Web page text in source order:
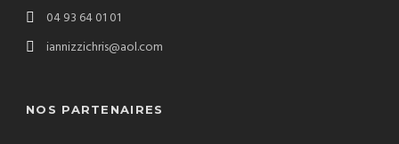
04 93 64 01 01
iannizzichris@aol.com
NOS PARTENAIRES